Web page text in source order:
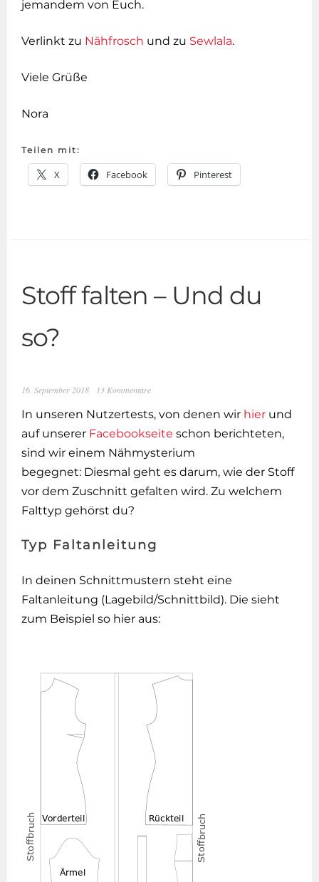
jemandem von Euch.
Verlinkt zu Nähfrosch und zu Sewlala.
Viele Grüße
Nora
Teilen mit:
X Facebook Pinterest
Stoff falten – Und du
so?
16. September 2018 13 Kommentare
In unseren Nutzertests, von denen wir hier und
auf unserer Facebookseite schon berichteten,
sind wir einem Nähmysterium
begegnet: Diesmal geht es darum, wie der Stoff
vor dem Zuschnitt gefalten wird. Zu welchem
Falttyp gehörst du?
Typ Faltanleitung
In deinen Schnittmustern steht eine
Faltanleitung (Lagebild/Schnittbild). Die sieht
zum Beispiel so hier aus: